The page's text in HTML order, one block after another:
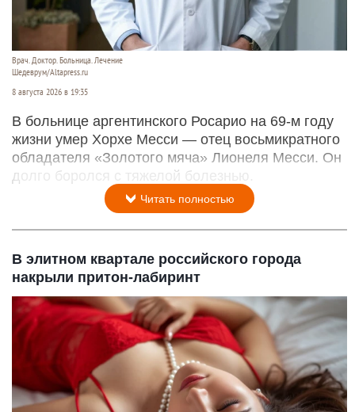
Врач. Доктор. Больница. Лечение
Шедеврум/Altapress.ru
8 августа 2026 в 19:35
В больнице аргентинского Росарио на 69-м году
жизни умер Хорхе Месси — отец восьмикратного
обладателя «Золотого мяча» Лионеля Месси. Он
долго боролся с тяжелой болезнью.
Читать полностью
В элитном квартале российского города
накрыли притон-лабиринт